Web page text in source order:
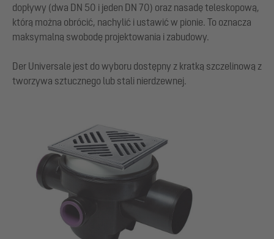
dopływy (dwa DN 50 i jeden DN 70) oraz nasadę teleskopową,
którą można obrócić, nachylić i ustawić w pionie. To oznacza
maksymalną swobodę projektowania i zabudowy.
Der Universale jest do wyboru dostępny z kratką szczelinową z
tworzywa sztucznego lub stali nierdzewnej.